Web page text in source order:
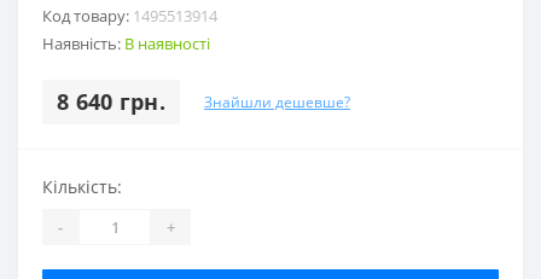
Код товару: 1495513914
Наявність: В наявності
8 640 грн. Знайшли дешевше?
Кількість:
- +